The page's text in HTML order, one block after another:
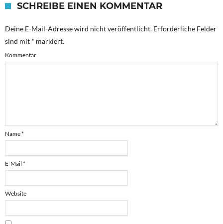
SCHREIBE EINEN KOMMENTAR
Deine E-Mail-Adresse wird nicht veröffentlicht. Erforderliche Felder
sind mit * markiert.
Kommentar
Name*
E-Mail *
Website